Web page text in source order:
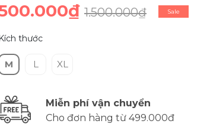
1.500.000₫ Sale
Kích thước
M L XL
Miễn phí vận chuyển
Cho đơn hàng từ 499.000đ